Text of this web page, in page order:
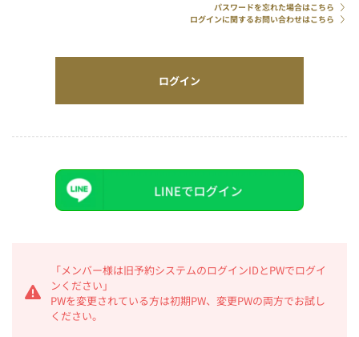
パスワードを忘れた場合はこちら
ログインに関するお問い合わせはこちら
ログイン
「メンバー様は旧予約システムのログインIDとPWでログイ
ンください」
PWを変更されている方は初期PW、変更PWの両方でお試し
ください。